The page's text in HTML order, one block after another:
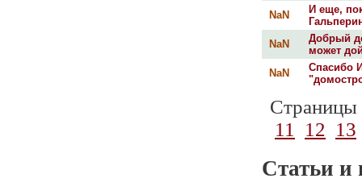
NaN
И еще,
NaN
Добрый
может
NaN
Спасибо
11
12 13
Статьи и